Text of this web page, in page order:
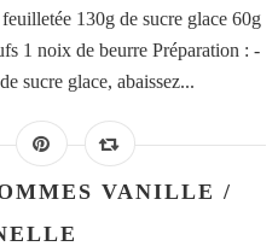
130g de sucre glace 60g
1 noix de beurre Préparation : -
sucre glace, abaissez...
VANILLE /